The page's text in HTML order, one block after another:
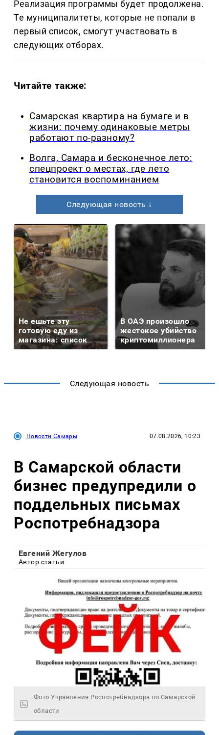
Реализация программы будет продолжена.
Те муниципалитеты, которые не попали в
первый список, смогут участвовать в
следующих отборах.
Читайте также:
Самарская квартира на бумаге и в
жизни: почему одинаковые метры
работают по-разному?
Волга, Самара и бесконечное лето:
спецпроект о местах, где лето
становится воспоминанием
Следующая новость ↓
Не ешьте эту
готовую еду из
магазина: список
В ОАЭ произошло
жестокое убийство
криптомиллионера
Следующая новость
Новости Самары 07.08.2026, 10:23
В Самарской области
бизнес предупредили о
поддельных письмах
Роспотребнадзора
Евгений Жегулов
Автор статьи
Фото Управления Роспотребнадзора по Самарской
области